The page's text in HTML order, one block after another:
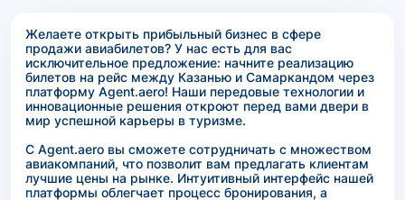
Желаете открыть прибыльный бизнес в сфере
продажи авиабилетов? У нас есть для вас
исключительное предложение: начните реализацию
билетов на рейс между Казанью и Самаркандом через
платформу Agent.aero! Наши передовые технологии и
инновационные решения откроют перед вами двери в
мир успешной карьеры в туризме.
С Agent.aero вы сможете сотрудничать с множеством
авиакомпаний, что позволит вам предлагать клиентам
лучшие цены на рынке. Интуитивный интерфейс нашей
платформы облегчает процесс бронирования, а